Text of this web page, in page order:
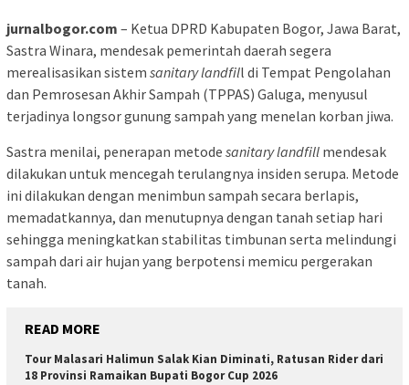
jurnalbogor.com – Ketua DPRD Kabupaten Bogor, Jawa Barat,
Sastra Winara, mendesak pemerintah daerah segera
merealisasikan sistem sanitary landfill di Tempat Pengolahan
dan Pemrosesan Akhir Sampah (TPPAS) Galuga, menyusul
terjadinya longsor gunung sampah yang menelan korban jiwa.
Sastra menilai, penerapan metode sanitary landfill mendesak
dilakukan untuk mencegah terulangnya insiden serupa. Metode
ini dilakukan dengan menimbun sampah secara berlapis,
memadatkannya, dan menutupnya dengan tanah setiap hari
sehingga meningkatkan stabilitas timbunan serta melindungi
sampah dari air hujan yang berpotensi memicu pergerakan
tanah.
READ MORE
Tour Malasari Halimun Salak Kian Diminati, Ratusan Rider dari
18 Provinsi Ramaikan Bupati Bogor Cup 2026